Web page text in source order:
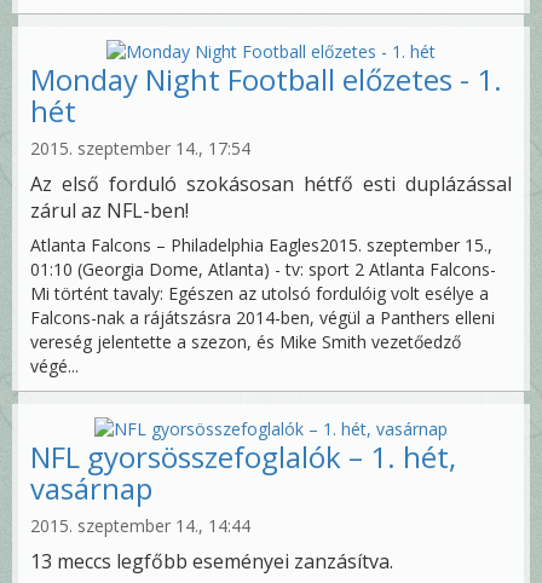
Monday Night Football előzetes - 1.
hét
2015. szeptember 14., 17:54
Az első forduló szokásosan hétfő esti duplázással
zárul az NFL-ben!
Atlanta Falcons – Philadelphia Eagles2015. szeptember 15.,
01:10 (Georgia Dome, Atlanta) - tv: sport 2 Atlanta Falcons-
Mi történt tavaly: Egészen az utolsó fordulóig volt esélye a
Falcons-nak a rájátszásra 2014-ben, végül a Panthers elleni
vereség jelentette a szezon, és Mike Smith vezetőedző
végé...
NFL gyorsösszefoglalók – 1. hét,
vasárnap
2015. szeptember 14., 14:44
13 meccs legfőbb eseményei zanzásítva.